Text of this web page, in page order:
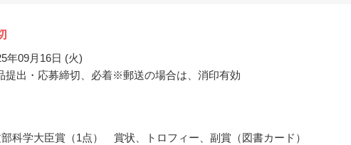
年09月16日 (火)
提出・応募締切、必着※郵送の場合は、消印有効
科学大臣賞（1点） 賞状、トロフィー、副賞（図書カード）